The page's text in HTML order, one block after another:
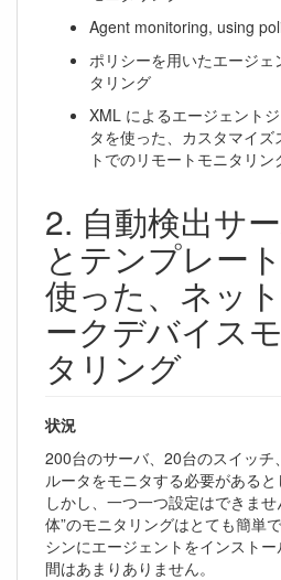
Agent monitoring, using
ポリシーを用いたエージェ
タリング
XML によるエージェント
タを使った、カスタマイズ
トでのリモートモニタリン
自動検出サ
とテンプレー
使った、ネッ
ークデバイス
タリング
状況
200台のサーバ、20台のスイッチ
ルータをモニタする必要があると
しかし、一つ一つ設定はできませ
体”のモニタリングはとても簡単
シンにエージェントをインスト
間はあまりありません。